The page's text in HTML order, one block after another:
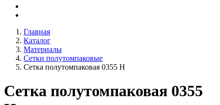
Главная
Каталог
Материалы
Сетки полутомпаковые
Сетка полутомпаковая 0355 Н
Сетка полутомпаковая 0355